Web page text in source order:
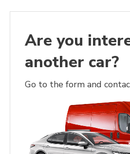
Are you
another car?
Go to the form and